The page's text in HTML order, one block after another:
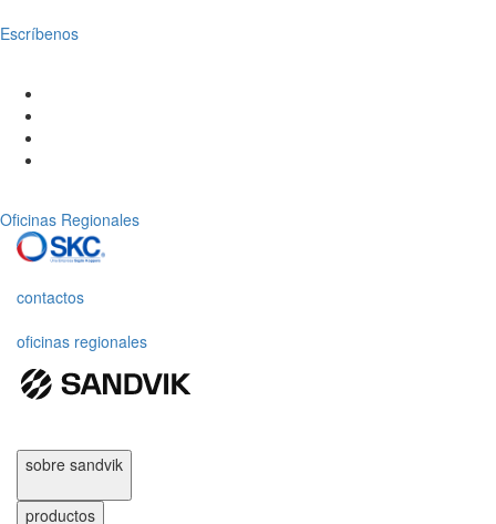
Escríbenos
Oficinas Regionales
contactos
oficinas regionales
sobre sandvik
productos